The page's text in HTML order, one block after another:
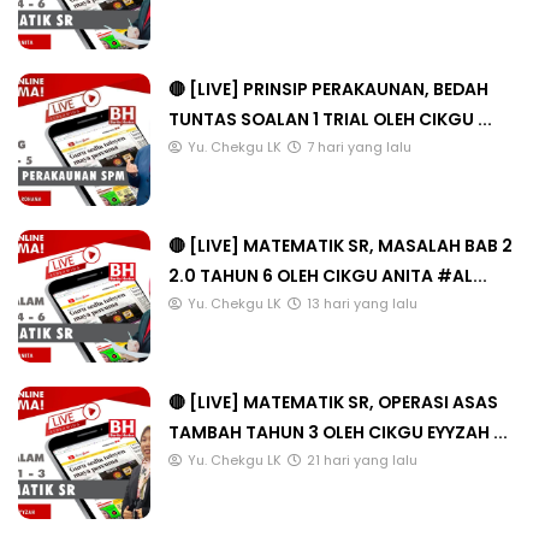
🔴 [LIVE] PRINSIP PERAKAUNAN, BEDAH
TUNTAS SOALAN 1 TRIAL OLEH CIKGU ...
Yu. Chekgu LK 7 hari yang lalu
🔴 [LIVE] MATEMATIK SR, MASALAH BAB 2
2.0 TAHUN 6 OLEH CIKGU ANITA #AL...
Yu. Chekgu LK 13 hari yang lalu
🔴 [LIVE] MATEMATIK SR, OPERASI ASAS
TAMBAH TAHUN 3 OLEH CIKGU EYYZAH ...
Yu. Chekgu LK 21 hari yang lalu